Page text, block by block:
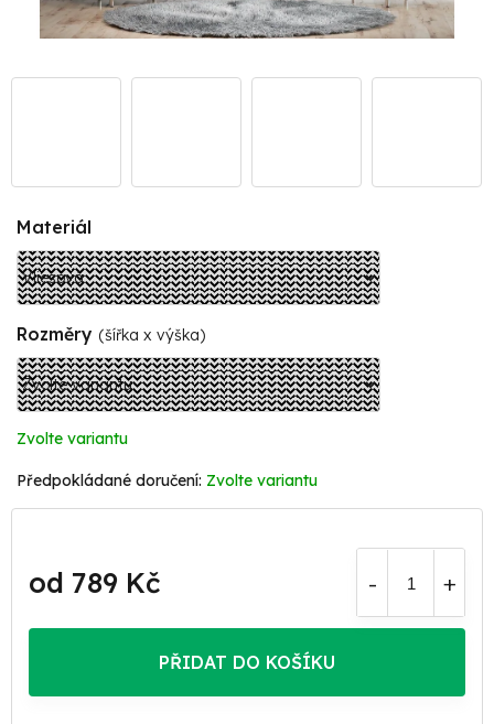
Materiál
Rozměry (šířka x výška)
Zvolte variantu
Zvolte variantu
od 789 Kč
cena:
PŘIDAT DO KOŠÍKU